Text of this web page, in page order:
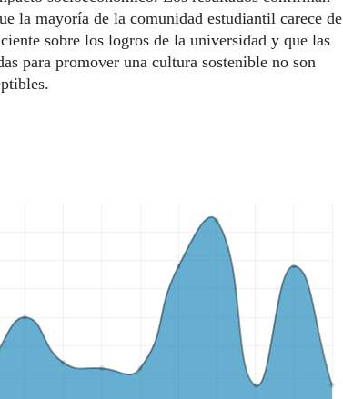
la mayoría de la comunidad estudiantil carece de
sobre los logros de la universidad y que las
para promover una cultura sostenible no son